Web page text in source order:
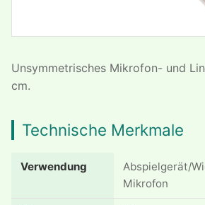
Unsymmetrisches Mikrofon- und
cm.
Technische Merkmale
Verwendung
Abspielgerät/
Mikrofon